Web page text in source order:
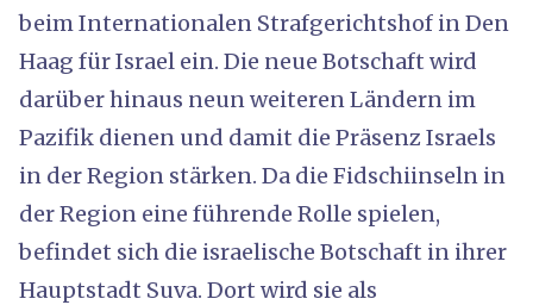
beim Internationalen Strafgerichtshof in Den
Haag für Israel ein. Die neue Botschaft wird
darüber hinaus neun weiteren Ländern im
Pazifik dienen und damit die Präsenz Israels
in der Region stärken. Da die Fidschiinseln in
der Region eine führende Rolle spielen,
befindet sich die israelische Botschaft in ihrer
Hauptstadt Suva. Dort wird sie als